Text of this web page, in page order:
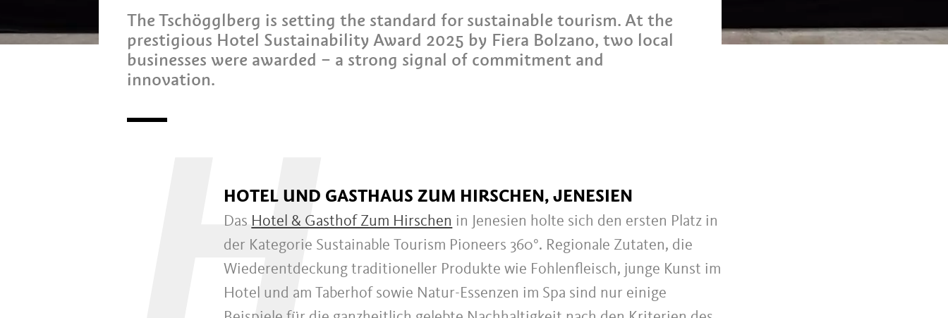
The Tschögglberg is setting the standard for sustainable tourism. At the
prestigious Hotel Sustainability Award 2025 by Fiera Bolzano, two local
businesses were awarded – a strong signal of commitment and
innovation.
H
HOTEL UND GASTHAUS ZUM HIRSCHEN, JENESIEN
Das Hotel & Gasthof Zum Hirschen in Jenesien holte sich den ersten Platz in
der Kategorie Sustainable Tourism Pioneers 360°. Regionale Zutaten, die
Wiederentdeckung traditioneller Produkte wie Fohlenfleisch, junge Kunst im
Hotel und am Taberhof sowie Natur-Essenzen im Spa sind nur einige